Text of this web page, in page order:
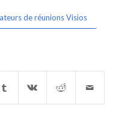
de réunions Visios